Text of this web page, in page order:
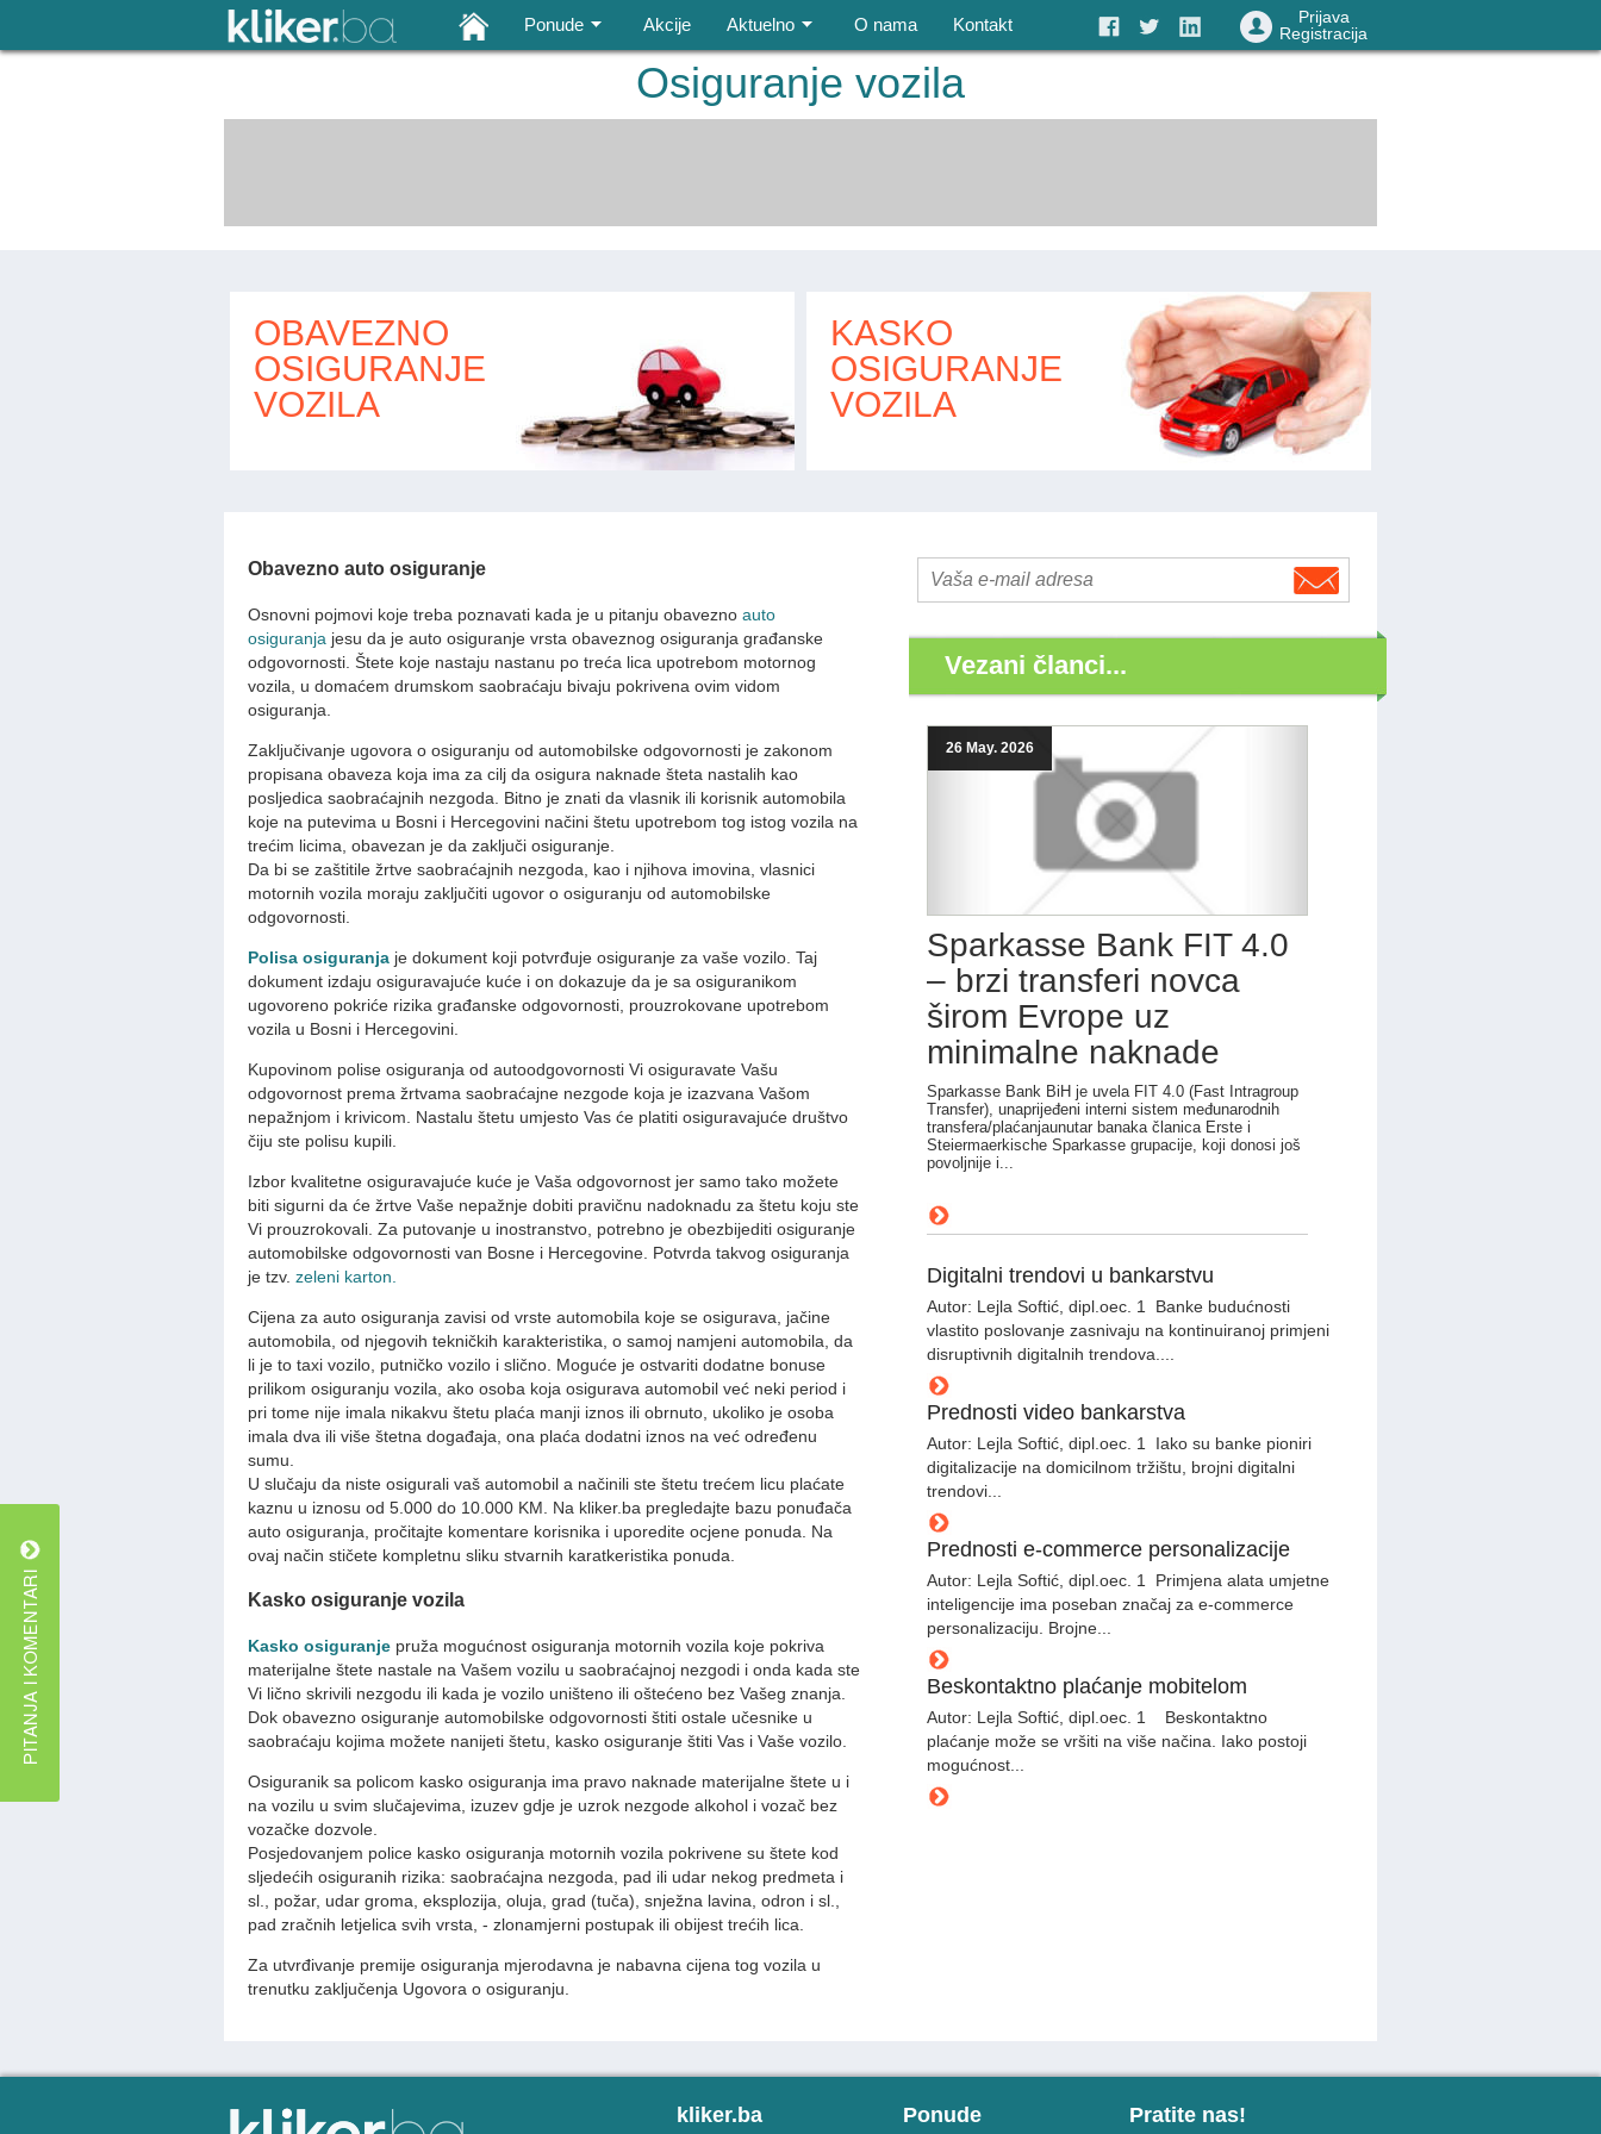
Ponude Akcije Aktuelno O nama Kontakt
Prijava
Registracija
Osiguranje vozila
OBAVEZNO
OSIGURANJE
VOZILA
KASKO
OSIGURANJE
VOZILA
Obavezno auto osiguranje
Osnovni pojmovi koje treba poznavati kada je u pitanju obavezno auto
osiguranja jesu da je auto osiguranje vrsta obaveznog osiguranja građanske
odgovornosti. Štete koje nastaju nastanu po treća lica upotrebom motornog
vozila, u domaćem drumskom saobraćaju bivaju pokrivena ovim vidom
osiguranja.
Zaključivanje ugovora o osiguranju od automobilske odgovornosti je zakonom
propisana obaveza koja ima za cilj da osigura naknade šteta nastalih kao
posljedica saobraćajnih nezgoda. Bitno je znati da vlasnik ili korisnik automobila
koje na putevima u Bosni i Hercegovini načini štetu upotrebom tog istog vozila na
trećim licima, obavezan je da zaključi osiguranje.
Da bi se zaštitile žrtve saobraćajnih nezgoda, kao i njihova imovina, vlasnici
motornih vozila moraju zaključiti ugovor o osiguranju od automobilske
odgovornosti.
Polisa osiguranja je dokument koji potvrđuje osiguranje za vaše vozilo. Taj
dokument izdaju osiguravajuće kuće i on dokazuje da je sa osiguranikom
ugovoreno pokriće rizika građanske odgovornosti, prouzrokovane upotrebom
vozila u Bosni i Hercegovini.
Kupovinom polise osiguranja od autoodgovornosti Vi osiguravate Vašu
odgovornost prema žrtvama saobraćajne nezgode koja je izazvana Vašom
nepažnjom i krivicom. Nastalu štetu umjesto Vas će platiti osiguravajuće društvo
čiju ste polisu kupili.
Izbor kvalitetne osiguravajuće kuće je Vaša odgovornost jer samo tako možete
biti sigurni da će žrtve Vaše nepažnje dobiti pravičnu nadoknadu za štetu koju ste
Vi prouzrokovali. Za putovanje u inostranstvo, potrebno je obezbijediti osiguranje
automobilske odgovornosti van Bosne i Hercegovine. Potvrda takvog osiguranja
je tzv. zeleni karton.
Cijena za auto osiguranja zavisi od vrste automobila koje se osigurava, jačine
automobila, od njegovih tekničkih karakteristika, o samoj namjeni automobila, da
li je to taxi vozilo, putničko vozilo i slično. Moguće je ostvariti dodatne bonuse
prilikom osiguranju vozila, ako osoba koja osigurava automobil već neki period i
pri tome nije imala nikakvu štetu plaća manji iznos ili obrnuto, ukoliko je osoba
imala dva ili više štetna događaja, ona plaća dodatni iznos na već određenu
sumu.
U slučaju da niste osigurali vaš automobil a načinili ste štetu trećem licu plaćate
kaznu u iznosu od 5.000 do 10.000 KM. Na kliker.ba pregledajte bazu ponuđača
auto osiguranja, pročitajte komentare korisnika i uporedite ocjene ponuda. Na
ovaj način stičete kompletnu sliku stvarnih karatkeristika ponuda.
Kasko osiguranje vozila
Kasko osiguranje pruža mogućnost osiguranja motornih vozila koje pokriva
materijalne štete nastale na Vašem vozilu u saobraćajnoj nezgodi i onda kada ste
Vi lično skrivili nezgodu ili kada je vozilo uništeno ili oštećeno bez Vašeg znanja.
Dok obavezno osiguranje automobilske odgovornosti štiti ostale učesnike u
saobraćaju kojima možete nanijeti štetu, kasko osiguranje štiti Vas i Vaše vozilo.
Osiguranik sa policom kasko osiguranja ima pravo naknade materijalne štete u i
na vozilu u svim slučajevima, izuzev gdje je uzrok nezgode alkohol i vozač bez
vozačke dozvole.
Posjedovanjem police kasko osiguranja motornih vozila pokrivene su štete kod
sljedećih osiguranih rizika: saobraćajna nezgoda, pad ili udar nekog predmeta i
sl., požar, udar groma, eksplozija, oluja, grad (tuča), snježna lavina, odron i sl.,
pad zračnih letjelica svih vrsta, - zlonamjerni postupak ili obijest trećih lica.
Za utvrđivanje premije osiguranja mjerodavna je nabavna cijena tog vozila u
trenutku zaključenja Ugovora o osiguranju.
Vezani članci...
26 May. 2026
Sparkasse Bank FIT 4.0
– brzi transferi novca
širom Evrope uz
minimalne naknade
Sparkasse Bank BiH je uvela FIT 4.0 (Fast Intragroup
Transfer), unaprijeđeni interni sistem međunarodnih
transfera/plaćanjaunutar banaka članica Erste i
Steiermaerkische Sparkasse grupacije, koji donosi još
povoljnije i...
Digitalni trendovi u bankarstvu
Autor: Lejla Softić, dipl.oec. 1 Banke budućnosti
vlastito poslovanje zasnivaju na kontinuiranoj primjeni
disruptivnih digitalnih trendova....
Prednosti video bankarstva
Autor: Lejla Softić, dipl.oec. 1 Iako su banke pioniri
digitalizacije na domicilnom tržištu, brojni digitalni
trendovi...
Prednosti e-commerce personalizacije
Autor: Lejla Softić, dipl.oec. 1 Primjena alata umjetne
inteligencije ima poseban značaj za e-commerce
personalizaciju. Brojne...
Beskontaktno plaćanje mobitelom
Autor: Lejla Softić, dipl.oec. 1 Beskontaktno
plaćanje može se vršiti na više načina. Iako postoji
mogućnost...
kliker.ba Ponude Pratite nas!